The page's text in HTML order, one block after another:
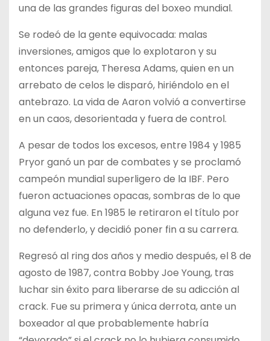
una de las grandes figuras del boxeo mundial.
Se rodeó de la gente equivocada: malas
inversiones, amigos que lo explotaron y su
entonces pareja, Theresa Adams, quien en un
arrebato de celos le disparó, hiriéndolo en el
antebrazo. La vida de Aaron volvió a convertirse
en un caos, desorientada y fuera de control.
A pesar de todos los excesos, entre 1984 y 1985
Pryor ganó un par de combates y se proclamó
campeón mundial superligero de la IBF. Pero
fueron actuaciones opacas, sombras de lo que
alguna vez fue. En 1985 le retiraron el título por
no defenderlo, y decidió poner fin a su carrera.
Regresó al ring dos años y medio después, el 8 de
agosto de 1987, contra Bobby Joe Young, tras
luchar sin éxito para liberarse de su adicción al
crack. Fue su primera y única derrota, ante un
boxeador al que probablemente habría